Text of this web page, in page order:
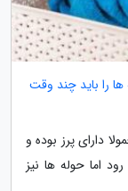
را باید چند وقت
دارای پرز بوده و
اما حوله ها نیز